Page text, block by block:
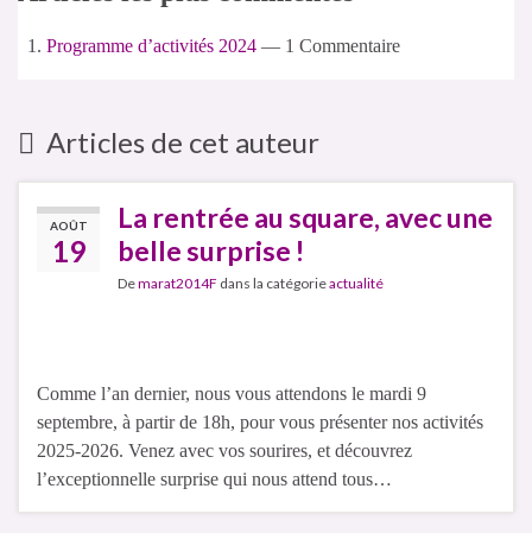
Programme d’activités 2024 — 1 Commentaire
Articles de cet auteur
AOÛT
19
La rentrée au square, avec une
belle surprise !
Demarat2014F dans la catégorieactualité
Comme l’an dernier, nous vous attendons le mardi 9
septembre, à partir de 18h, pour vous présenter nos activités
2025-2026. Venez avec vos sourires, et découvrez
l’exceptionnelle surprise qui nous attend tous…